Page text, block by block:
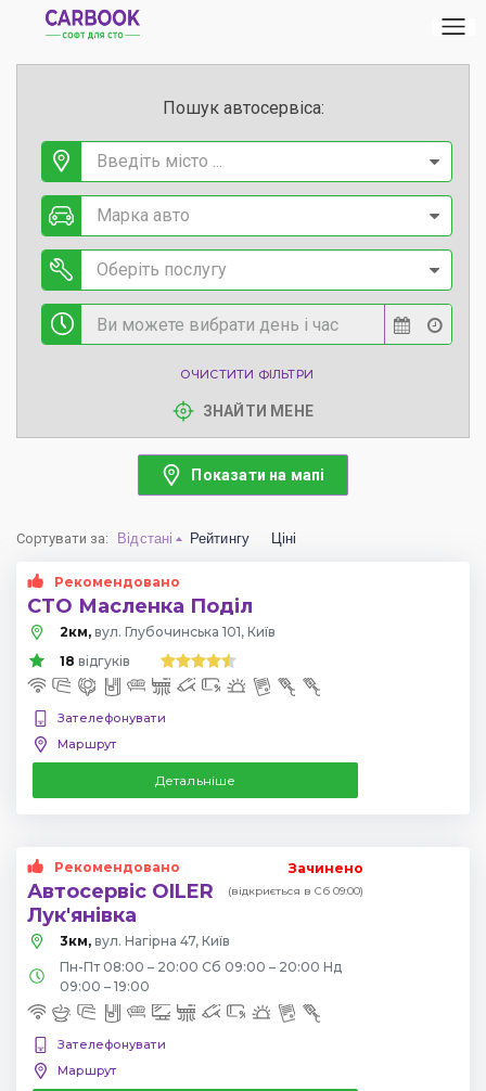
Пошук автосервіса:
Введіть місто ...
Марка авто
Оберіть послугу
ОЧИСТИТИ ФІЛЬТРИ
ЗНАЙТИ МЕНЕ
Показати на мапі
Сортувати за: Відстані Рейтингу Ціні
Рекомендовано
СТО Масленка Поділ
2км, вул. Глубочинська 101, Київ
18 відгуків
Зателефонувати
Маршрут
Детальніше
Рекомендовано
Автосервіс OILER
Лук'янівка
Зачинено
(відкриється в Сб 09:00)
3км, вул. Нагірна 47, Київ
Пн-Пт 08:00 – 20:00 Сб 09:00 – 20:00 Нд
09:00 – 19:00
Зателефонувати
Маршрут